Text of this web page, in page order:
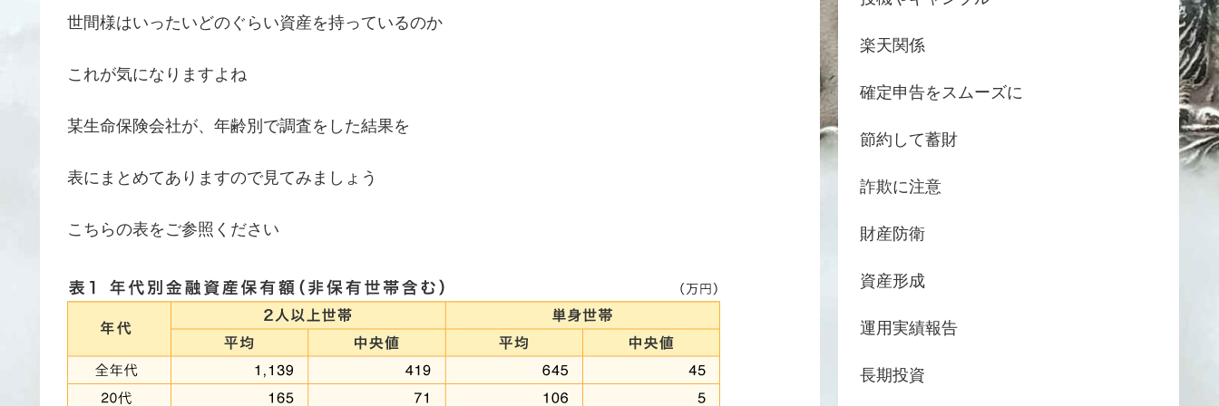
世間様はいったいどのぐらい資産を持っているのか
これが気になりますよね
某生命保険会社が、年齢別で調査をした結果を
表にまとめてありますので見てみましょう
こちらの表をご参照ください
楽天関係
確定申告をスムーズに
節約して蓄財
詐欺に注意
財産防衛
資産形成
運用実績報告
長期投資